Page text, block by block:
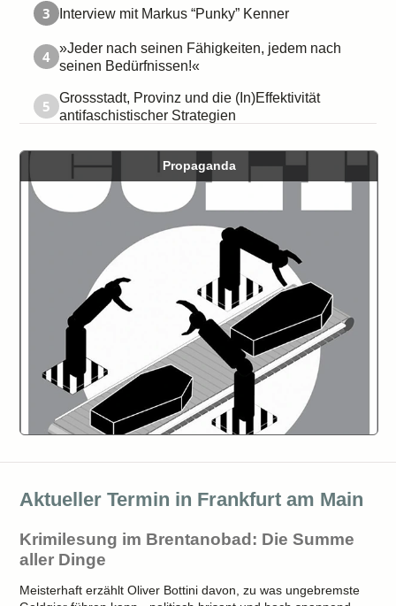
3 Interview mit Markus “Punky” Kenner
4
»Jeder nach seinen Fähigkeiten, jedem nach
seinen Bedürfnissen!«
5
Grossstadt, Provinz und die (In)Effektivität
antifaschistischer Strategien
Propaganda
Aktueller Termin in Frankfurt am Main
Krimilesung im Brentanobad: Die Summe
aller Dinge
Meisterhaft erzählt Oliver Bottini davon, zu was ungebremste